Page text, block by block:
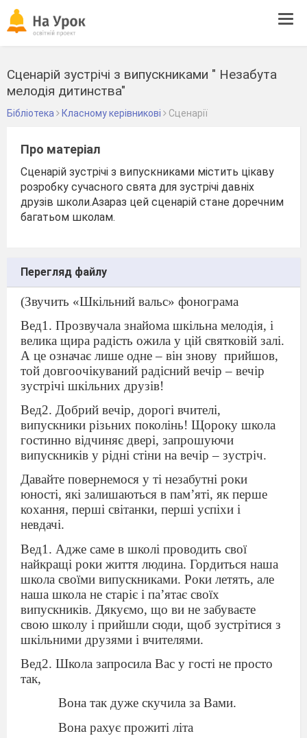
Сценарій зустрічі з випускниками " Незабута
мелодія дитинства"
Бібліотека Класному керівникові Сценарії
Про матеріал
Сценарій зустрічі з випускниками містить цікаву
розробку сучасного свята для зустрічі давніх
друзів школи.Азараз цей сценарій стане доречним
багатьом школам.
Перегляд файлу
(Звучить «Шкільний вальс» фонограма
Вед1. Прозвучала знайома шкільна мелодія, і
велика щира радість ожила у цій святковій залі.
А це означає лише одне – він знову прийшов,
той довгоочікуваний радісний вечір – вечір
зустрічі шкільних друзів!
Вед2. Добрий вечір, дорогі вчителі,
випускники різьних поколінь! Щороку школа
гостинно відчиняє двері, запрошуючи
випускників у рідні стіни на вечір – зустріч.
Давайте повернемося у ті незабутні роки
юності, які залишаються в пам’яті, як перше
кохання, перші світанки, перші успіхи і
невдачі.
Вед1. Адже саме в школі проводить свої
найкращі роки життя людина. Гордиться наша
школа своїми випускниками. Роки летять, але
наша школа не старіє і па’ятає своїх
випускників. Дякуємо, що ви не забуваєте
свою школу і прийшли сюди, щоб зустрітися з
шкільними друзями і вчителями.
Вед2. Школа запросила Вас у гості не просто
так,
Вона так дуже скучила за Вами.
Вона рахує прожиті літа